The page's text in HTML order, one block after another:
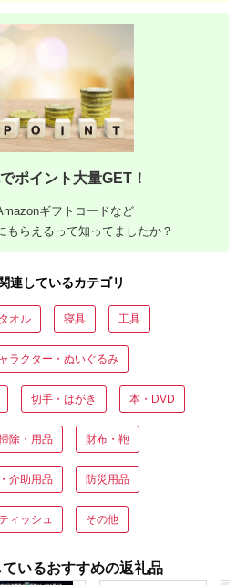
ポイント大量GET！
ギフトコードなど
もらえるって知ってましたか？
連しているカテゴリ
タオル 寝具 工具
ラクター・ぬいぐるみ
切手・はがき 本・DVD
除・用品 財布・鞄
介助用品 防災用品
ティッシュ その他
いるおすすめの返礼品